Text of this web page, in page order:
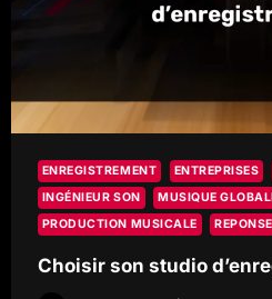
ENREGISTREMENT ENTREPRISES
INGÉNIEUR SON
MUSIQUE
PRODUCTION MUSICALE
Choisir son studio